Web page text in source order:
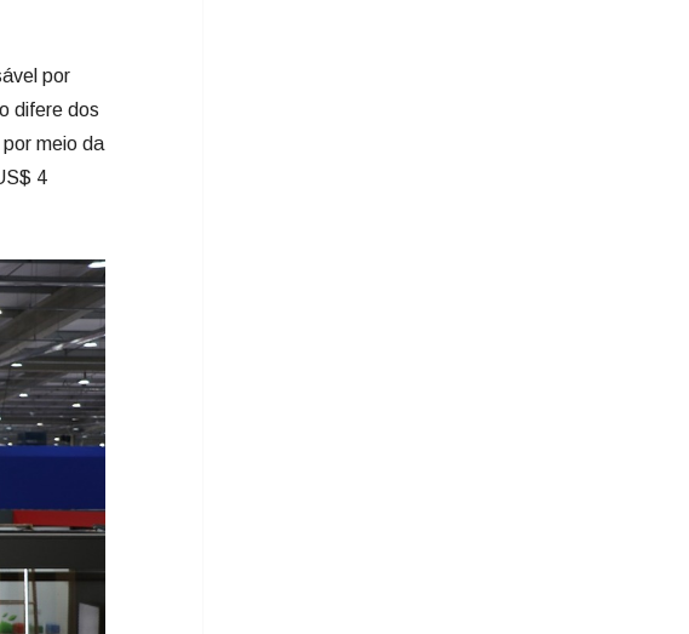
por
difere dos
meio da
4